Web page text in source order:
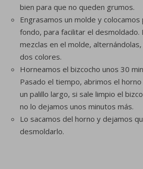
bien para que no queden grumos.
Engrasamos un molde y
fondo, para facilitar el desmoldado.
mezclas en el molde,
dos colores.
Horneamos el bizcocho unos 30
Pasado el tiempo, abrimos el
un palillo largo, si sale limpio el
no lo dejamos unos minutos más.
Lo sacamos del horno y dejamos
desmoldarlo.